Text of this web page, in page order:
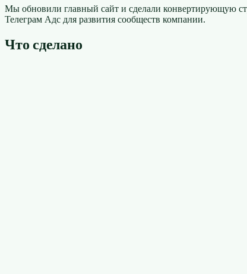
Мы обновили главный сайт и сделали конвертирующую
Телеграм Адс для развития сообществ компании.
Что сделано